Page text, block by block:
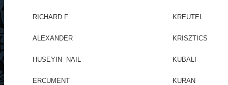
RICHARD F. KREUTEL
ALEXANDER KRISZTICS
HUSEYIN NAIL KUBALI
ERCUMENT KURAN